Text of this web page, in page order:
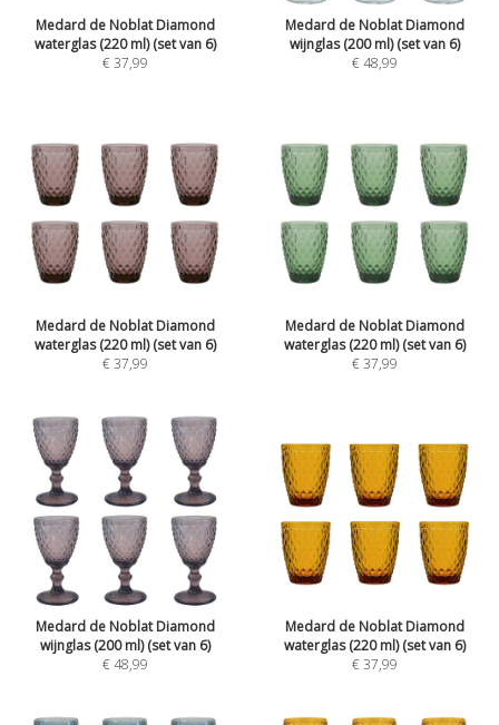
Medard de Noblat Diamond
waterglas (220 ml) (set van 6)
€ 37,99
Medard de Noblat Diamond
wijnglas (200 ml) (set van 6)
€ 48,99
Medard de Noblat Diamond
waterglas (220 ml) (set van 6)
€ 37,99
Medard de Noblat Diamond
waterglas (220 ml) (set van 6)
€ 37,99
Medard de Noblat Diamond
wijnglas (200 ml) (set van 6)
€ 48,99
Medard de Noblat Diamond
waterglas (220 ml) (set van 6)
€ 37,99